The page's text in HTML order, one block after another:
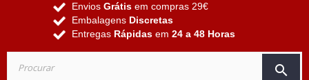
Envios Grátis em compras 29€
Embalagens Discretas
Entregas Rápidas em 24 a 48 Horas
search